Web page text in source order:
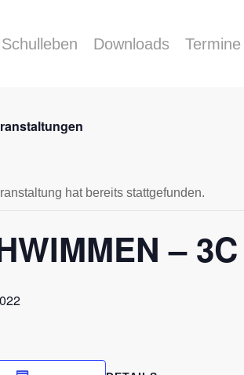
Schulleben Downloads Termine
hat bereits stattgefunden.
– 3C